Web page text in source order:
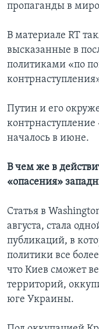
пропаганды в
В материале RT
высказанные в
политиками «по
Путин и его
началось в июне.
В чем же в
«опасения»
Статья в
августа, стала
публикаций, в
политики все
что Киев сможет
территорий,
юге Украины.